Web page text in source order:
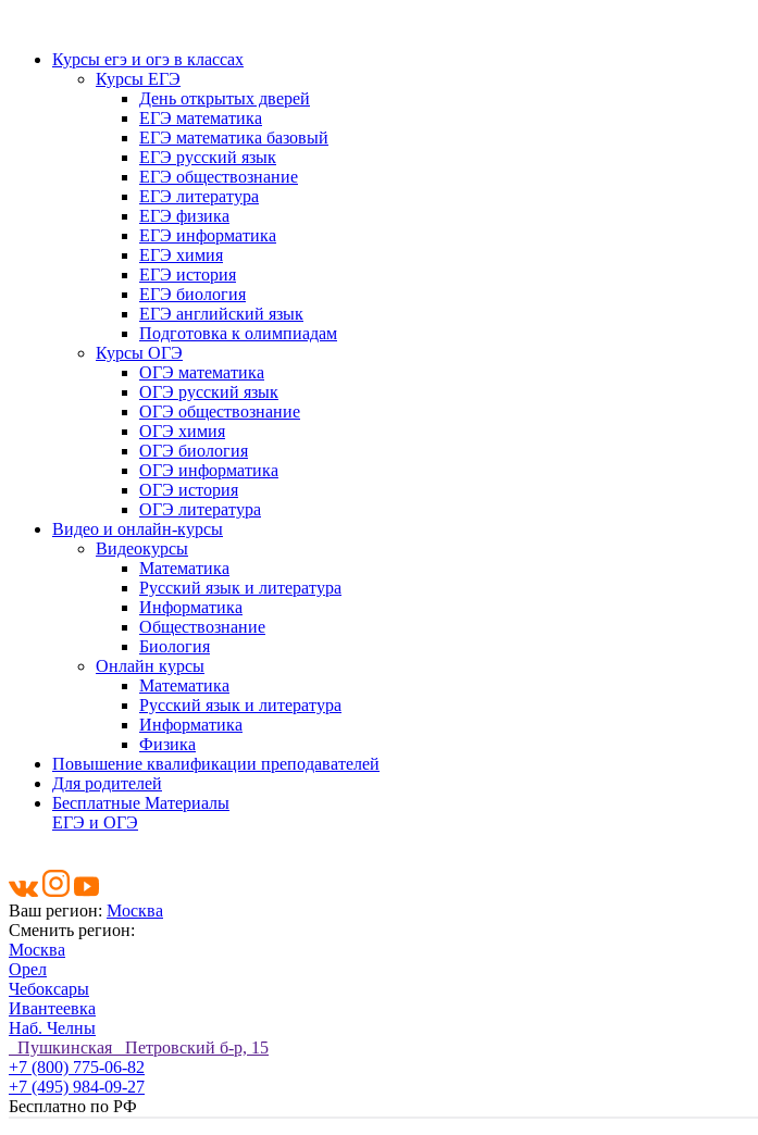
Курсы егэ и огэ в классах
Курсы ЕГЭ
День открытых дверей
ЕГЭ математика
ЕГЭ математика базовый
ЕГЭ русский язык
ЕГЭ обществознание
ЕГЭ литература
ЕГЭ физика
ЕГЭ информатика
ЕГЭ химия
ЕГЭ история
ЕГЭ биология
ЕГЭ английский язык
Подготовка к олимпиадам
Курсы ОГЭ
ОГЭ математика
ОГЭ русский язык
ОГЭ обществознание
ОГЭ химия
ОГЭ биология
ОГЭ информатика
ОГЭ история
ОГЭ литература
Видео и онлайн-курсы
Видеокурсы
Математика
Русский язык и литература
Информатика
Обществознание
Биология
Онлайн курсы
Математика
Русский язык и литература
Информатика
Физика
Повышение квалификации преподавателей
Для родителей
Бесплатные Материалы
ЕГЭ и ОГЭ
Ваш регион: Москва
Сменить регион:
Москва
Орел
Чебоксары
Ивантеевка
Наб. Челны
Пушкинская Петровский б-р, 15
+7 (800) 775-06-82
+7 (495) 984-09-27
Бесплатно по РФ